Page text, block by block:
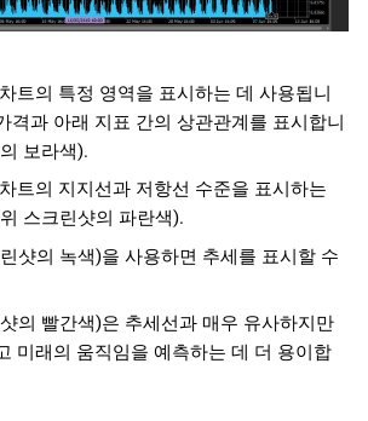
트의 특정 영역을 표시하는 데 사용됩니
격과 아래 지표 간의 상관관계를 표시합니
보라색).
트의 지지선과 저항선 수준을 표시하는
스크린샷의 파란색).
샷의 녹색)을 사용하면 추세를 표시할 수
의 빨간색)은 추세선과 매우 유사하지만
미래의 움직임을 예측하는 데 더 용이합